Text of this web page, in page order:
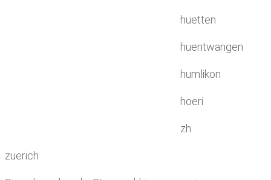
huetten
huentwangen
humlikon
hoeri
zh
zuerich